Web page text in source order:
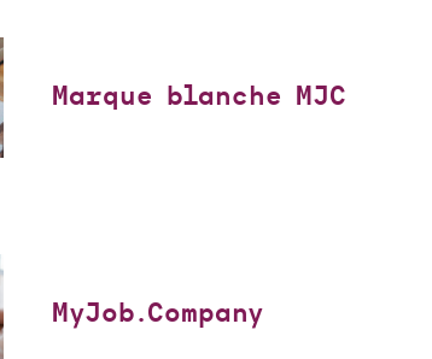
Marque blanche MJC
MyJob.Company